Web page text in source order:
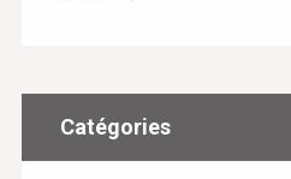
Catégories